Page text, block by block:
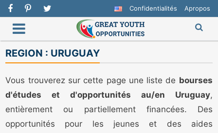
Confidentialités Apropos
REGION : URUGUAY
Vous trouverez sur cette page une liste de bourses
d'études et d'opportunités au/en Uruguay,
entièrement ou partiellement financées. Des
opportunités pour les jeunes et des aides